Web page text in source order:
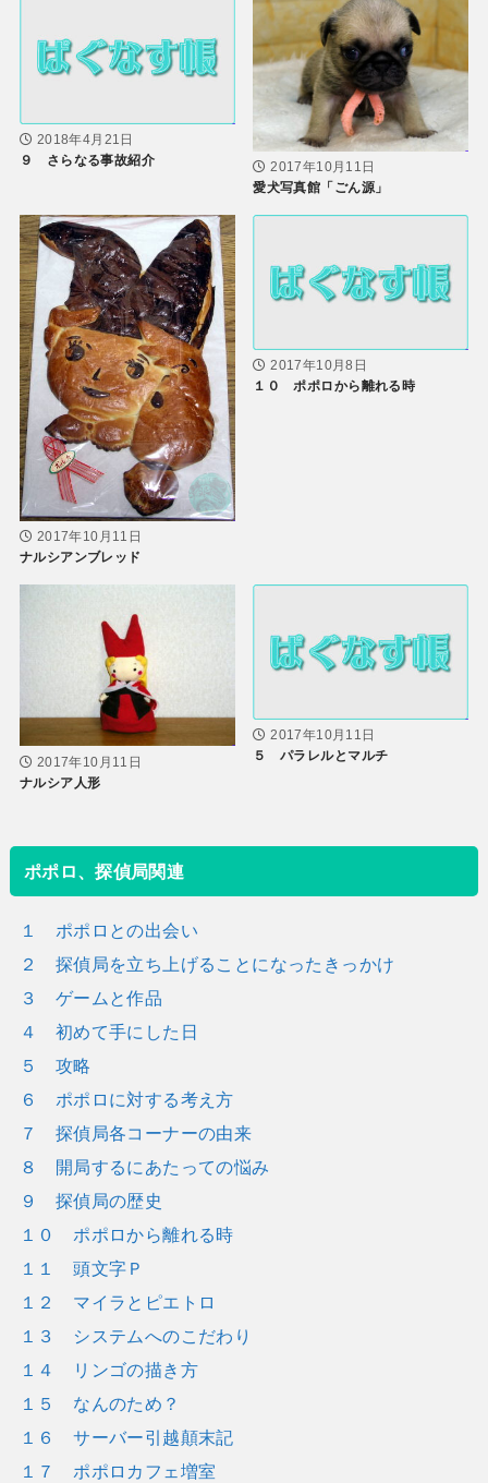
2018年4月21日
９ さらなる事故紹介 2017年10月11日
愛犬写真館「ごん源」
2017年10月11日
ナルシアンブレッド
2017年10月8日
１０ ポポロから離れる時
2017年10月11日
ナルシア人形
2017年10月11日
５ パラレルとマルチ
ポポロ、探偵局関連
１ ポポロとの出会い
２ 探偵局を立ち上げることになったきっかけ
３ ゲームと作品
４ 初めて手にした日
５ 攻略
６ ポポロに対する考え方
７ 探偵局各コーナーの由来
８ 開局するにあたっての悩み
９ 探偵局の歴史
１０ ポポロから離れる時
１１ 頭文字Ｐ
１２ マイラとピエトロ
１３ システムへのこだわり
１４ リンゴの描き方
１５ なんのため？
１６ サーバー引越顛末記
１７ ポポロカフェ増室